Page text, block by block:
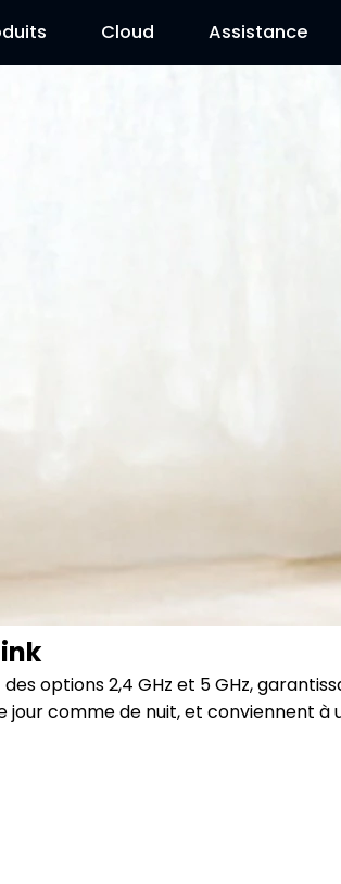
Cloud
Assistance
Contactez-nous
options 2,4 GHz et 5 GHz,
comme de nuit, et conviennent